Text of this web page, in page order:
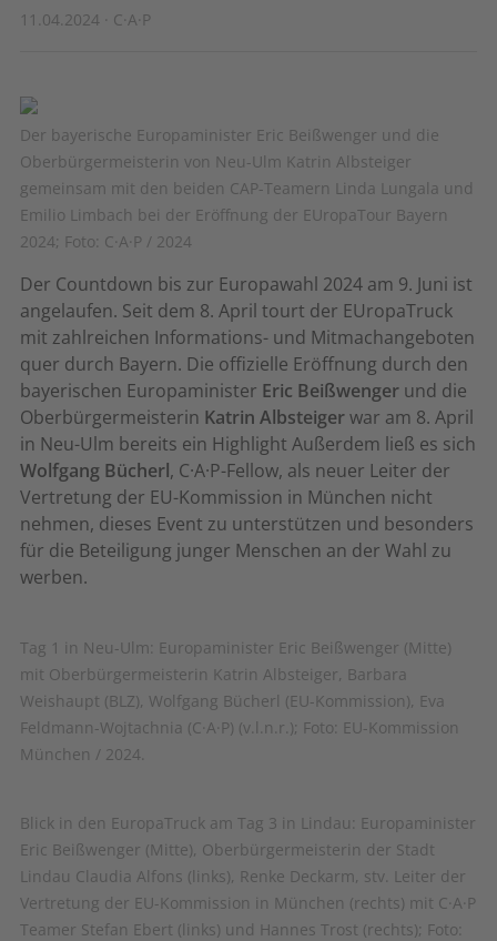
11.04.2024 · C·A·P
Der bayerische Europaminister Eric Beißwenger und die
Oberbürgermeisterin von Neu-Ulm Katrin Albsteiger
gemeinsam mit den beiden CAP-Teamern Linda Lungala und
Emilio Limbach bei der Eröffnung der EUropaTour Bayern
2024; Foto: C·A·P / 2024
Der Countdown bis zur Europawahl 2024 am 9. Juni ist
angelaufen. Seit dem 8. April tourt der EUropaTruck
mit zahlreichen Informations- und Mitmachangeboten
quer durch Bayern. Die offizielle Eröffnung durch den
bayerischen Europaminister Eric Beißwenger und die
Oberbürgermeisterin Katrin Albsteigerwar am 8. April
in Neu-Ulm bereits ein Highlight Außerdem ließ es sich
Wolfgang Bücherl, C·A·P-Fellow, als neuer Leiter der
Vertretung der EU-Kommission in München nicht
nehmen, dieses Event zu unterstützen und besonders
für die Beteiligung junger Menschen an der Wahl zu
werben.
Tag 1 in Neu-Ulm: Europaminister Eric Beißwenger (Mitte)
mit Oberbürgermeisterin Katrin Albsteiger, Barbara
Weishaupt (BLZ), Wolfgang Bücherl (EU-Kommission), Eva
Feldmann-Wojtachnia (C·A·P) (v.l.n.r.); Foto: EU-Kommission
München / 2024.
Blick in den EuropaTruck am Tag 3 in Lindau: Europaminister
Eric Beißwenger (Mitte), Oberbürgermeisterin der Stadt
Lindau Claudia Alfons (links), Renke Deckarm, stv. Leiter der
Vertretung der EU-Kommission in München (rechts) mit C·A·P
Teamer Stefan Ebert (links) und Hannes Trost (rechts); Foto: